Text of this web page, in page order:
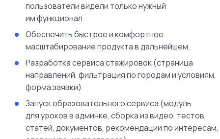
пользователи видели только нужный
им функционал
Обеспечить быстрое и комфортное
масштабирование продукта в дальнейшем.
Разработка сервиса стажировок (страница
направлений, фильтрация по городам и условиям,
форма заявки)
Запуск образовательного сервиса (модуль
для уроков в админке, сборка из видео, тестов,
статей, документов, рекомендации по интересам,